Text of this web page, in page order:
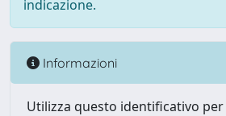
indicazione.
Informazioni
Utilizza questo identificativo